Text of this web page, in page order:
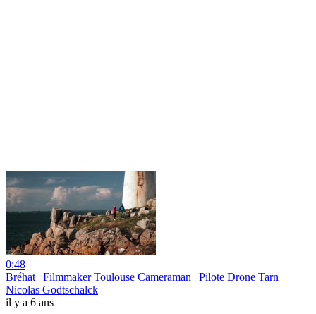
0:48
Bréhat | Filmmaker Toulouse Cameraman | Pilote Drone Tarn
Nicolas Godtschalck
il y a 6 ans